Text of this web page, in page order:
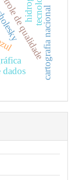
dados
qualidadecartografia nacional